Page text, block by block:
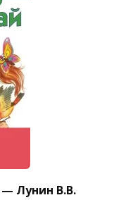
Лунин В.В.